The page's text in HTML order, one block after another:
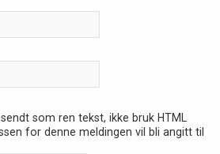
som ren tekst, ikke bruk HTML
for denne meldingen vil bli angitt til